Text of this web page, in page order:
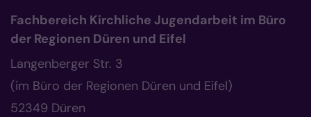
Fachbereich Kirchliche Jugendarbeit im Büro
der Regionen Düren und Eifel
Langenberger Str. 3
(im Büro der Regionen Düren und Eifel)
52349 Düren